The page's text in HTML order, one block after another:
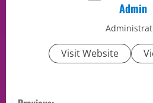
Admin
Visit Website